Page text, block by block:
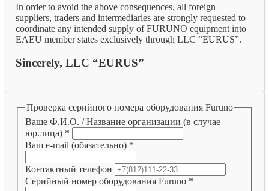
In order to avoid the above consequences, all foreign
suppliers, traders and intermediaries are strongly requested to
coordinate any intended supply of FURUNO equipment into
EAEU member states exclusively through LLC “EURUS”.
Sincerely, LLC “EURUS”
Проверка серийного номера оборудования Furuno
Ваше Ф.И.О. / Название организации (в случае
юр.лица) *
Ваш e-mail (обязательно) *
Контактный телефон
Серийный номер оборудования Furuno *